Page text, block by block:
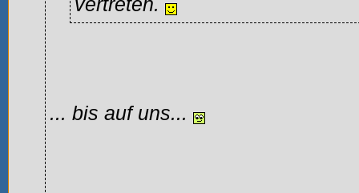
... bis auf uns...